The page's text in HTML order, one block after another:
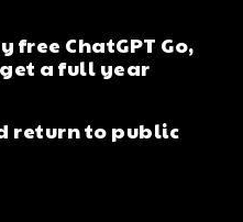
ChatGPT Go,
a full year
return to public